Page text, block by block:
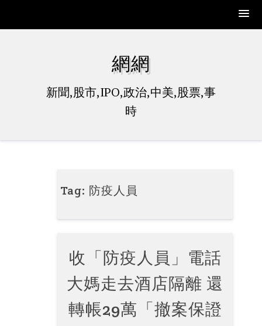
網網
新聞,股市,IPO,政治,中美,股票,事
時
Tag: 防疫人員
收「防疫人員」電話
大媽走去酒店隔離 還
轉帳29萬「撤案保證